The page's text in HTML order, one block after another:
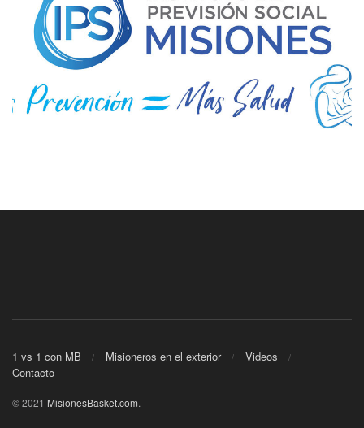
1 vs 1 con MB Misioneros en el exterior
Videos
Contacto
© 2021 MisionesBasket.com.